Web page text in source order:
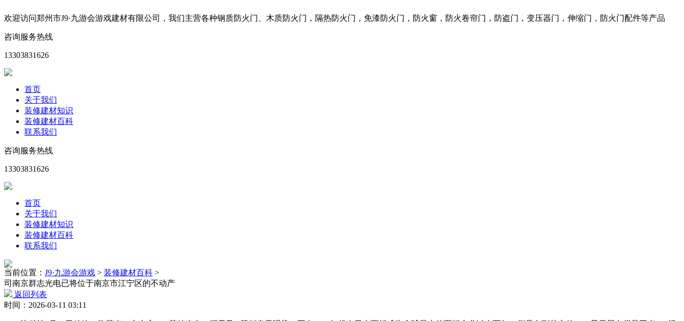
欢迎访问郑州市J9·九游会游戏建材有限公司，我们主营各种钢质防火门、木质防火门，隔热防火门，免漆防火门，防火窗，防火卷帘门，防盗门，变压器门，伸缩门，防火门配件等产品
咨询服务热线
13303831626
首页
关于我们
装修建材知识
装修建材百科
联系我们
咨询服务热线
13303831626
首页
关于我们
装修建材知识
装修建材百科
联系我们
当前位置： J9·九游会游戏 > 装修建材百科 >
司南京群志光电已将位于南京市江宁区的不动产
返回列表
时间：2026-03-11 03:11